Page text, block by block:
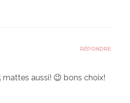
mattes aussi! 😉 bons choix!
RÉPONDRE